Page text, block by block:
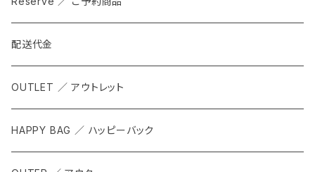
配送代金
OUTLET ／ アウトレット
HAPPY BAG ／ ハッピーバック